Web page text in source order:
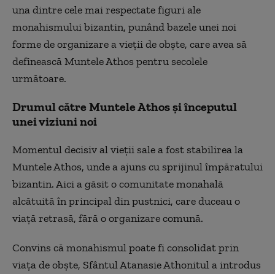
una dintre cele mai respectate figuri ale
monahismului bizantin, punând bazele unei noi
forme de organizare a vieții de obște, care avea să
definească Muntele Athos pentru secolele
următoare.
Drumul către Muntele Athos și începutul
unei viziuni noi
Momentul decisiv al vieții sale a fost stabilirea la
Muntele Athos, unde a ajuns cu sprijinul împăratului
bizantin. Aici a găsit o comunitate monahală
alcătuită în principal din pustnici, care duceau o
viață retrasă, fără o organizare comună.
Convins că monahismul poate fi consolidat prin
viața de obște, Sfântul Atanasie Athonitul a introdus